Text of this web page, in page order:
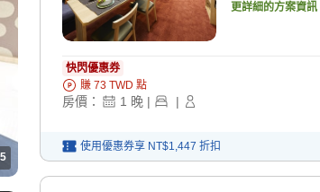
5
更詳細的方案資訊
快閃優惠券
賺 73 TWD 點
房價： 1 晚 | |
使用優惠券享 NT$1,447 折扣